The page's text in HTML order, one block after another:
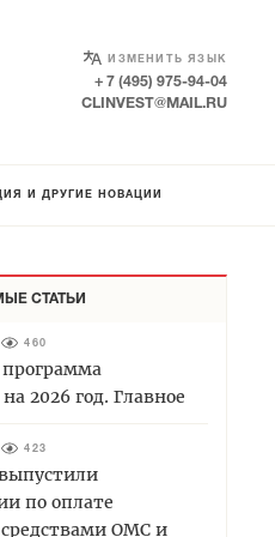
ИЗМЕНИТЬ ЯЗЫК
SELECT LANGUAGE
+ 7 (495) 975-94-04
CLINVEST@MAIL.RU
И ДРУГИЕ НОВАЦИИ
СТАТЬИ
460
2026 год. Главное
423
по оплате
ОМС и